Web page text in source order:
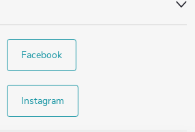
Facebook
Instagram